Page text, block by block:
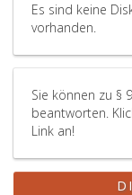
Es sind keine
vorhanden.
Sie können zu §
beantworten.
Link an!